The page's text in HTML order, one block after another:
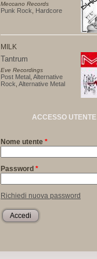
Meccano Records
Punk Rock Hardcore
MILK
Tantrum
Eve Recordings
Post Metal Alternative
Rock Alternative Metal
ACCESSO UTENTE
Nome utente *
Password *
Richiedi nuova password